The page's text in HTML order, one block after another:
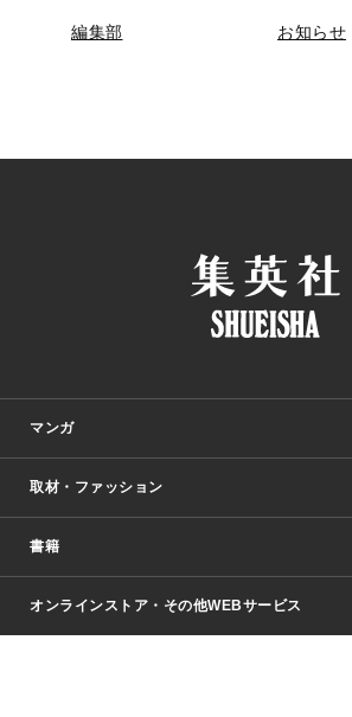
編集部 お知らせ
マンガ
少年マンガ
Vジャンプ
週刊ヤングジャンプ
少女マンガ
取材・ファッション
Seventeen
芸能・情報・スポーツ
書籍
文芸・文庫・総合
オンラインストア・その他WEBサービス